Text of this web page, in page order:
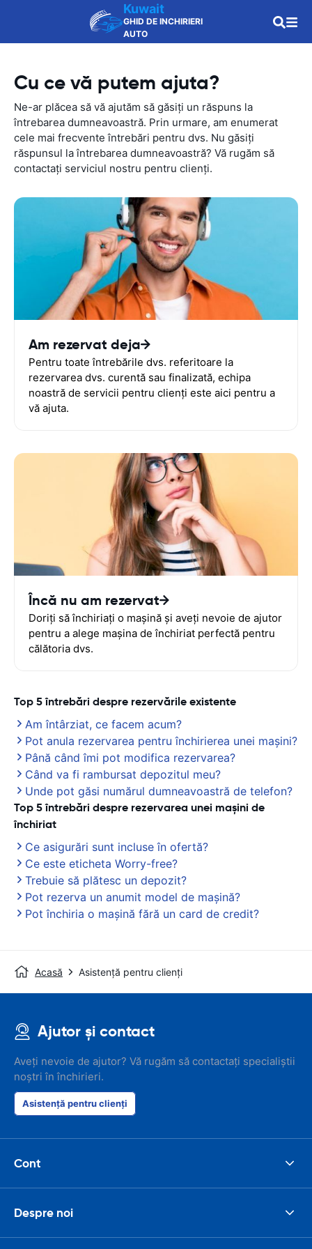
Kuwait
GHID DE INCHIRIERI
AUTO
Cu ce vă putem ajuta?
Ne-ar plăcea să vă ajutăm să găsiți un răspuns la
întrebarea dumneavoastră. Prin urmare, am enumerat
cele mai frecvente întrebări pentru dvs. Nu găsiți
răspunsul la întrebarea dumneavoastră? Vă rugăm să
contactați serviciul nostru pentru clienți.
Am rezervat deja
Pentru toate întrebările dvs. referitoare la
rezervarea dvs. curentă sau finalizată, echipa
noastră de servicii pentru clienți este aici pentru a
vă ajuta.
Încă nu am rezervat
Doriți să închiriați o mașină și aveți nevoie de ajutor
pentru a alege mașina de închiriat perfectă pentru
călătoria dvs.
Top 5 întrebări despre rezervările existente
Am întârziat, ce facem acum?
Pot anula rezervarea pentru închirierea unei mașini?
Până când îmi pot modifica rezervarea?
Când va fi rambursat depozitul meu?
Unde pot găsi numărul dumneavoastră de telefon?
Top 5 întrebări despre rezervarea unei mașini de
închiriat
Ce asigurări sunt incluse în ofertă?
Ce este eticheta Worry-free?
Trebuie să plătesc un depozit?
Pot rezerva un anumit model de mașină?
Pot închiria o mașină fără un card de credit?
Acasă Asistență pentru clienți
Ajutor și contact
Aveți nevoie de ajutor? Vă rugăm să contactați specialiștii
noștri în închirieri.
Asistență pentru clienți
Cont
Despre noi